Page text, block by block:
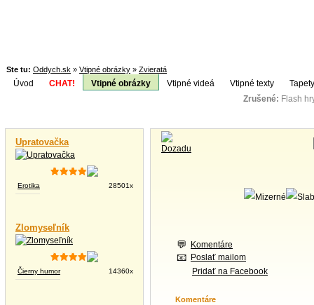
Ste tu: Oddych.sk » Vtipné obrázky » Zvieratá
Úvod CHAT! Vtipné obrázky Vtipné videá Vtipné texty
Zrušené: Flash
Upratovačka
Erotika 28501x
Zlomyseľník
Čierny humor 14360x
Komentáre
Poslať mailom
Pridať na Facebook
Komentáre